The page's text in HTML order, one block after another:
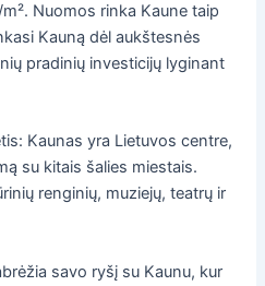
Nuomos rinka Kaune taip
Kauną dėl aukštesnės
pradinių investicijų lyginant
Kaunas yra Lietuvos centre,
su kitais šalies miestais.
renginių, muziejų, teatrų ir
savo ryšį su Kaunu, kur